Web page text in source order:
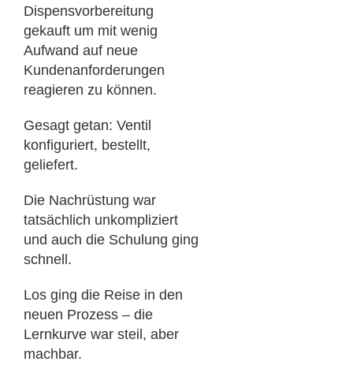
Dispensvorbereitung
gekauft um mit wenig
Aufwand auf neue
Kundenanforderungen
reagieren zu können.
Gesagt getan: Ventil
konfiguriert, bestellt,
geliefert.
Die Nachrüstung war
tatsächlich unkompliziert
und auch die Schulung ging
schnell.
Los ging die Reise in den
neuen Prozess – die
Lernkurve war steil, aber
machbar.